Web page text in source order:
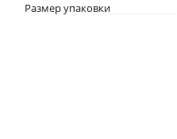
Размер упаковки